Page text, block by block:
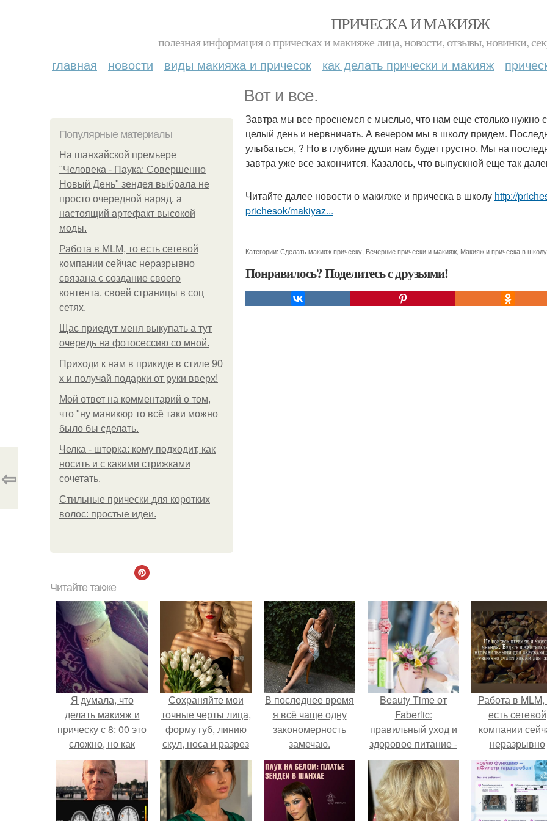
ПРИЧЕСКА И МАКИЯЖ
полезная информация о прическах и макияже лица, новости, отзывы, новинки,
главная новости виды макияжа и причесок как делать прически и макияж
Вот и все.
Популярные материалы
На шанхайской премьере
"Человека - Паука: Совершенно
Новый День" зендея выбрала не
просто очередной наряд, а
настоящий артефакт высокой
моды.
Работа в MLM, то есть сетевой
компании сейчас неразрывно
связана с создание своего
контента, своей страницы в соц
сетях.
Щас приедут меня выкупать а тут
очередь на фотосессию со мной.
Приходи к нам в прикиде в стиле 90
х и получай подарки от руки вверх!
Мой ответ на комментарий о том,
что "ну маникюр то всё таки можно
было бы сделать.
Челка - шторка: кому подходит, как
носить и с какими стрижками
сочетать.
Стильные прически для коротких
волос: простые идеи.
Завтра мы все проснемся с мыслью, что нам еще столько нужно
целый день и нервничать. А вечером мы в школу придем.
улыбаться, ? Но в глубине души нам будет грустно. Мы на
завтра уже все закончится. Казалось, что выпускной еще так
Читайте далее новости о макияже и прическа в школу http://
prichesok/makiyaz...
Категории: Сделать макияж прическу Вечерние прически и макияж Макияж и прическа в школу
Понравилось? Поделитесь с друзьями!
⇦
Читайте также
Я думала, что
делать макияж и
прическу с 8: 00 это
сложно, но как
оказалось смывать
его и искать \xB130
шпилек в шесть
утра гораздо
сложнее!
Сохраняйте мои
точные черты лица,
форму губ, линию
скул, носа и разрез
глаз.
В последнее время
я всё чаще одну
закономерность
замечаю.
Beauty Time от
Faberlic:
правильный уход и
здоровое питание -
залог сохранения
молодости и
красоты!
Работа в MLM,
есть сетевой
компании
неразрывно
связана с
своего
своей
соц сетях.